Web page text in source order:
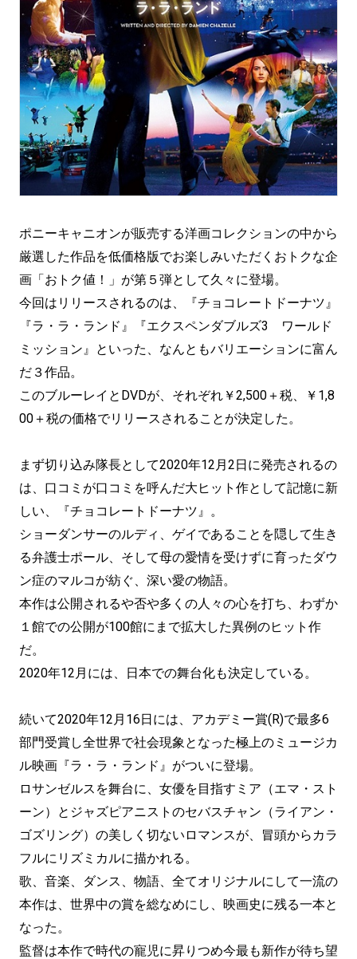
ポニーキャニオンが販売する洋画コレクションの中から
厳選した作品を低価格版でお楽しみいただくおトクな企
画「おトク値！」が第５弾として久々に登場。
今回はリリースされるのは、『チョコレートドーナツ』
『ラ・ラ・ランド』『エクスペンダブルズ3 ワールド
ミッション』といった、なんともバリエーションに富ん
だ３作品。
このブルーレイとDVDが、それぞれ￥2,500＋税、￥1,8
00＋税の価格でリリースされることが決定した。
まず切り込み隊長として2020年12月2日に発売されるの
は、口コミが口コミを呼んだ大ヒット作として記憶に新
しい、『チョコレートドーナツ』。
ショーダンサーのルディ、ゲイであることを隠して生き
る弁護士ポール、そして母の愛情を受けずに育ったダウ
ン症のマルコが紡ぐ、深い愛の物語。
本作は公開されるや否や多くの人々の心を打ち、わずか
１館での公開が100館にまで拡大した異例のヒット作
だ。
2020年12月には、日本での舞台化も決定している。
続いて2020年12月16日には、アカデミー賞(R)で最多6
部門受賞し全世界で社会現象となった極上のミュージカ
ル映画『ラ・ラ・ランド』がついに登場。
ロサンゼルスを舞台に、女優を目指すミア（エマ・スト
ーン）とジャズピアニストのセバスチャン（ライアン・
ゴズリング）の美しく切ないロマンスが、冒頭からカラ
フルにリズミカルに描かれる。
歌、音楽、ダンス、物語、全てオリジナルにして一流の
本作は、世界中の賞を総なめにし、映画史に残る一本と
なった。
監督は本作で時代の寵児に昇りつめ今最も新作が待ち望